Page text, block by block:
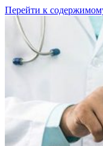
Перейти к